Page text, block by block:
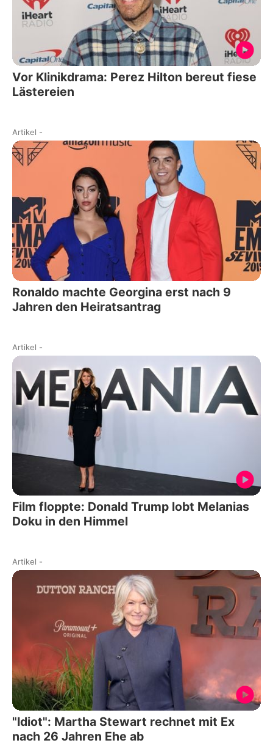
Vor Klinikdrama: Perez Hilton bereut fiese
Lästereien
Artikel -
Ronaldo machte Georgina erst nach 9
Jahren den Heiratsantrag
Artikel -
Film floppte: Donald Trump lobt Melanias
Doku in den Himmel
Artikel -
"Idiot": Martha Stewart rechnet mit Ex
nach 26 Jahren Ehe ab